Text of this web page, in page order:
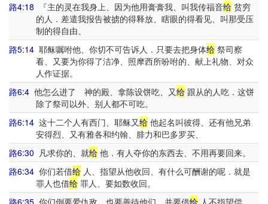
路4:18 『主的灵在我身上、因为他用膏膏我、叫我传福音给 贫穷
的人．差遣我报告被掳的得释放、瞎眼的得看见、叫那受压
制的得自由、
路5:14 耶稣嘱咐他、你切不可告诉人．只要去把身体给 祭司察
看、又要为你得了洁净、照摩西所吩咐的、献上礼物、对众
人作证据。
路6:4 他怎么进了 神的殿、拿陈设饼吃、又给 跟从的人吃．这饼
除了祭司以外、别人都不可吃。
路6:14 这十二个人有西门、耶稣又给 他起名叫彼得、还有他兄弟
安得烈、又有雅各和约翰、腓力和巴多罗买、
路6:30 凡求你的、就给 他．有人夺你的东西去、不用再要回来。
路6:34 你们若借给 人、指望从他收回、有什么可酬谢的呢．就是
罪人也借给罪人、要如数收回。
路6:35 你们倒要爱仇敌、也要善待他们、并要借给 人不指望偿